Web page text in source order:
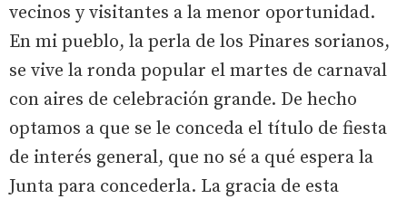
vecinos y visitantes a la menor oportunidad.
En mi pueblo, la perla de los Pinares sorianos,
se vive la ronda popular el martes de carnaval
con aires de celebración grande. De hecho
optamos a que se le conceda el título de fiesta
de interés general, que no sé a qué espera la
Junta para concederla. La gracia de esta